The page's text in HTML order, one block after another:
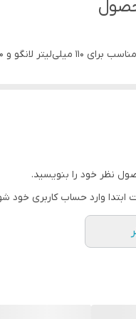
و 40 میلی‌لیتر اسپرسو
دارک
کپسولی
کپسول
نظر خود را بنویسید.
ابتدا وارد حساب کاربری خود